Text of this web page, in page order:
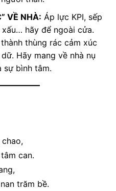
VỀ NHÀ: Áp lực KPI, sếp
hãy để ngoài cửa.
thùng rác cảm xúc
Hãy mang về nhà nụ
sự bình tâm.
can.
trăm bề.